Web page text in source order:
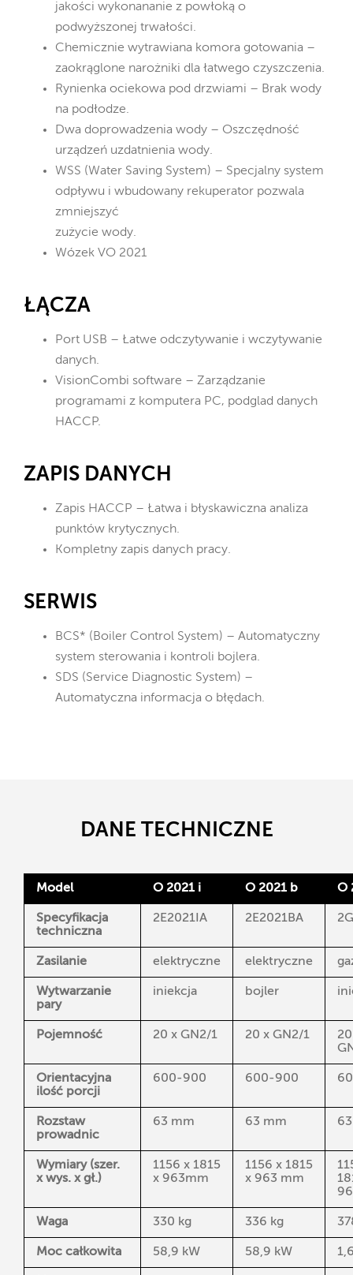
jakości wykonananie z powłoką o
podwyższonej trwałości.
Chemicznie wytrawiana komora gotowania –
zaokrąglone narożniki dla łatwego czyszczenia.
Rynienka ociekowa pod drzwiami – Brak wody
na podłodze.
Dwa doprowadzenia wody – Oszczędność
urządzeń uzdatnienia wody.
WSS (Water Saving System) – Specjalny system
odpływu i wbudowany rekuperator pozwala
zmniejszyć
zużycie wody.
Wózek VO 2021
ŁĄCZA
Port USB – Łatwe odczytywanie i wczytywanie
danych.
VisionCombi software – Zarządzanie
programami z komputera PC, podglad danych
HACCP.
ZAPIS DANYCH
Zapis HACCP – Łatwa i błyskawiczna analiza
punktów krytycznych.
Kompletny zapis danych pracy.
SERWIS
BCS* (Boiler Control System) – Automatyczny
system sterowania i kontroli bojlera.
SDS (Service Diagnostic System) –
Automatyczna informacja o błędach.
DANE TECHNICZNE
Model O 2021 i O 2021 b O
Specyfikacja
techniczna
2E2021IA 2E2021BA
Zasilanie elektryczne elektryczne
Wytwarzanie
pary
iniekcja bojler
Pojemność 20 x GN2/1 20 x GN2/1
Orientacyjna
ilość porcji
600-900 600-900
Rozstaw
prowadnic
63 mm 63 mm
Wymiary (szer.
x wys. x gł.)
1156 x 1815
x 963mm
1156 x 1815
x 963 mm
Waga 330 kg 336 kg
Moc całkowita 58,9 kW 58,9 kW